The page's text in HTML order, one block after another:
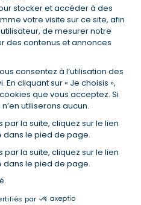
stocker et accéder à des
votre visite sur ce site, afin
de mesurer notre
des contenus et annonces
consentez à l’utilisation des
cliquant sur « Je choisis »,
que vous acceptez. Si
utiliserons aucun.
la suite, cliquez sur le lien
dans le pied de page.
la suite, cliquez sur le lien
dans le pied de page.
par
de 36 ans fumeur et une personne
PTIA, IPP, ITT, IPP) âgée de 35
médical connu. Au
par la banque 179,08 €/mois
moyenne au 14/07/2022 avec
de l'assurance : 15 117,65 €).
d'un montant fixé entre
durée.
entraîne l'allongement
que la hausse du coût total du
spécialisées, directions
votre profil et votre demande.
Selon votre profil et
votre profil et votre demande.